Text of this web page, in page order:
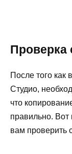
Проверка
После того как
Студио,
что
правильно. Вот
вам проверить